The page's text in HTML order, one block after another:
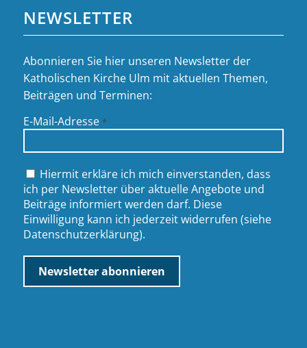
NEWSLETTER
Abonnieren Sie hier unseren Newsletter der
Katholischen Kirche Ulm mit aktuellen Themen,
Beiträgen und Terminen:
E-Mail-Adresse *
Hiermit erkläre ich mich einverstanden, dass
ich per Newsletter über aktuelle Angebote und
Beiträge informiert werden darf. Diese
Einwilligung kann ich jederzeit widerrufen (siehe
Datenschutzerklärung).